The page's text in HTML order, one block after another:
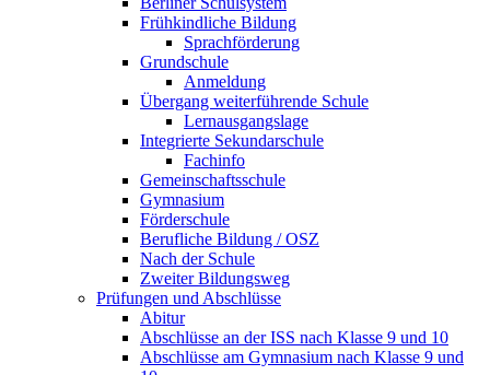
Frühkindliche Bildung
Sprachförderung
Grundschule
Anmeldung
Übergang weiterführende Schule
Lern­ausgangslage
Integrierte Sekundarschule
Fachinfo
Gemeinschafts­schule
Gymnasium
Förderschule
Berufliche Bildung / OSZ
Nach der Schule
Zweiter Bildungsweg
Prüfungen und Abschlüsse
Abitur
Abschlüsse an der ISS nach Klasse 9 und 10
Abschlüsse am Gymnasium nach Klasse 9 und